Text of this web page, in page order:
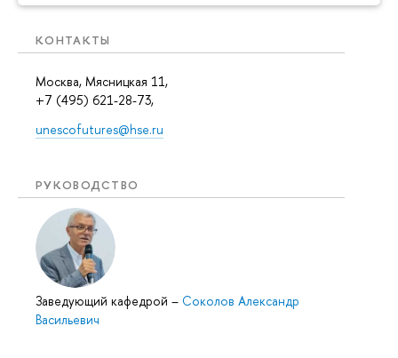
КОНТАКТЫ
Москва, Мясницкая 11,
+7 (495) 621-28-73,
unescofutures@hse.ru
РУКОВОДСТВО
Заведующий кафедрой – Соколов Александр
Васильевич